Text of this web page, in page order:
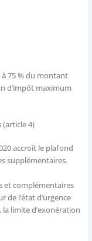
75 % du montant
d’impôt maximum
4)
accroît le plafond
supplémentaires.
et complémentaires
de l’état d’urgence
limite d’exonération